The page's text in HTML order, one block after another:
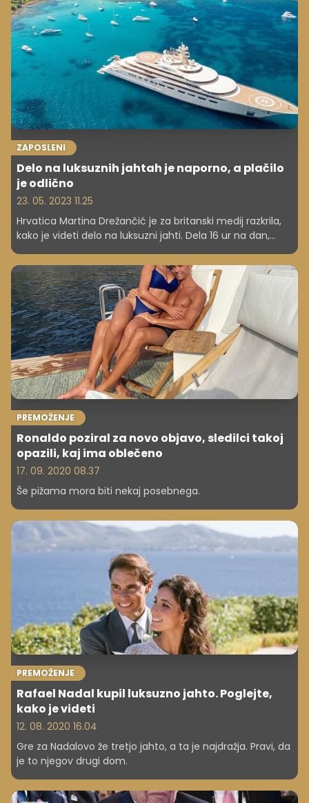
ZAPOSLENI
Delo na luksuznih jahtah je naporno, a plačilo
je odlično
23. 05. 2023 11.25
Hrvatica Martina Drežančić je za britanski medij razkrila,
kako je videti delo na luksuzni jahti. Dela 16 ur na dan,
gosti so izredno zahtevni, a zaluži veliko - še posebej z
napitninami.
PREMOŽENJE
Ronaldo poziral za novo objavo, sledilci takoj
opazili, kaj ima oblečeno
17. 09. 2020 08.37
Še pižama mora biti nekaj posebnega.
PREMOŽENJE
Rafael Nadal kupil luksuzno jahto. Poglejte,
kako je videti
12. 08. 2020 16.04
Gre za Nadalovo že tretjo jahto, a ta je najdražja. Pravi, da
je to njegov drugi dom.